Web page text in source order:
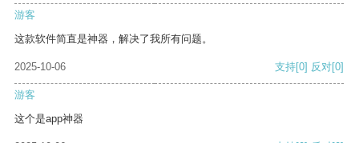
游客
这款软件简直是神器，解决了我所有问题。
2025-10-06 支持[0] 反对[0]
游客
这个是app神器